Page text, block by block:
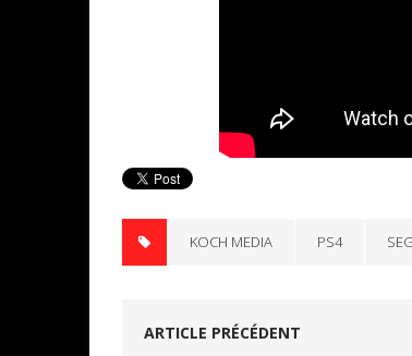
KOCH MEDIA PS4
ARTICLE PRÉCÉDENT